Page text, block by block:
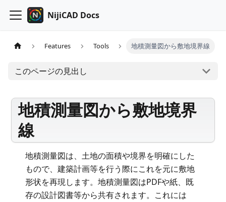
NijiCAD Docs
Features Tools 地積測量図から敷地境界線
このページの見出し
地積測量図から敷地境界
線
地積測量図は、土地の面積や境界を明確にした
もので、建築計画等を行う際にこれを元に敷地
形状を再現します。地積測量図はPDFや紙、既
存の設計図書等から共有されます。これには